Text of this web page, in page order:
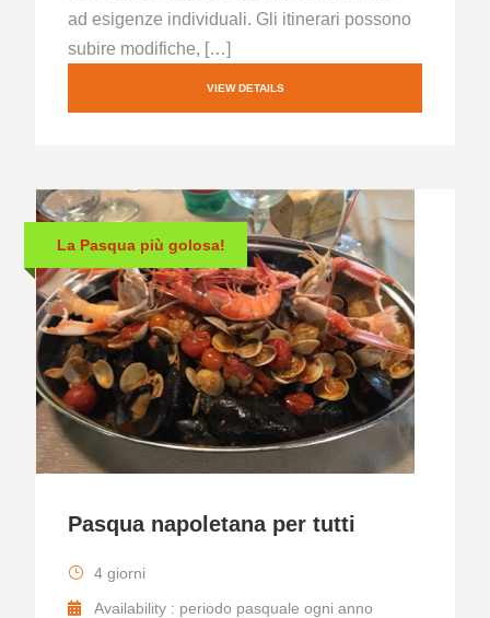
ad esigenze individuali. Gli itinerari possono
subire modifiche, […]
VIEW DETAILS
La Pasqua più golosa!
Pasqua napoletana per tutti
4 giorni
Availability : periodo pasquale ogni anno